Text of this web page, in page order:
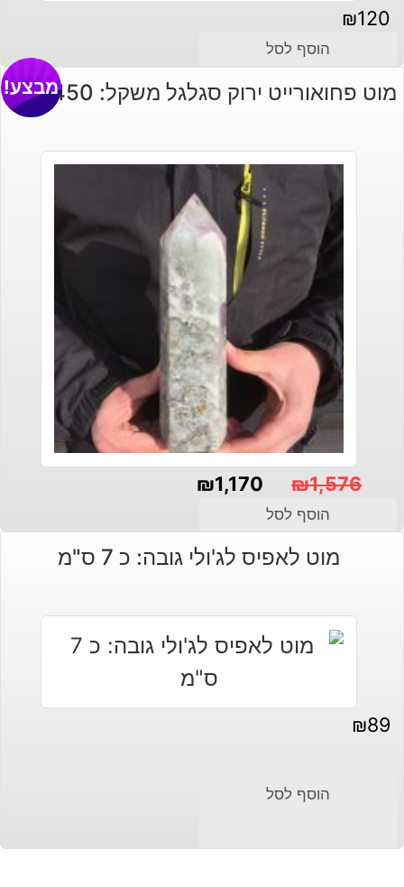
₪120
הוסף לסל
מוט פחואורייט ירוק סגלגל משקל: 1450 גרם מבצע!
₪1,576
המקורי
₪1,170
הנוכחי
הוסף לסל
מוט לאפיס לג'ולי גובה: כ 7 ס"מ
₪89
הוסף לסל